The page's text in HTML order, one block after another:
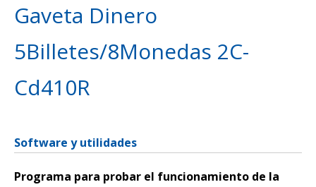
Gaveta Dinero
5Billetes/8Monedas 2C-
Cd410R
Software y utilidades
Programa para probar el funcionamiento de la